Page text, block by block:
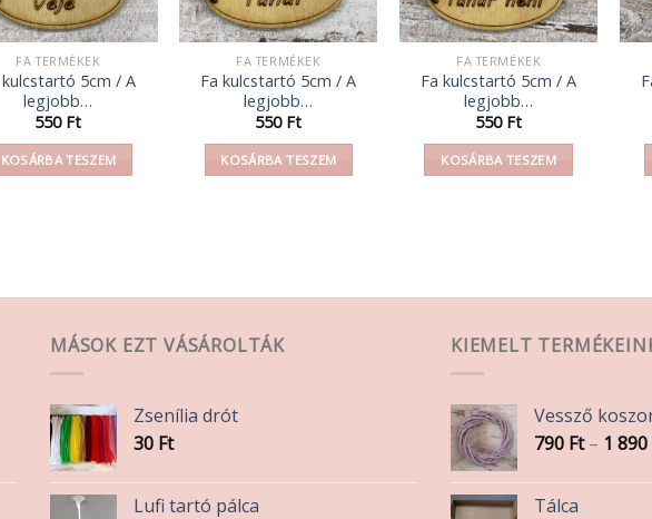
FA TERMÉKEK
kulcstartó 5cm / A
legjobb…
550 Ft
KOSÁRBA TESZEM
FA TERMÉKEK
Fa kulcstartó 5cm / A
legjobb…
550 Ft
KOSÁRBA TESZEM
FA TERMÉKEK
Fa kulcstartó 5cm / A
legjobb…
550 Ft
KOSÁRBA TESZEM
MÁSOK EZT VÁSÁROLTÁK
Zsenília drót
30 Ft
Lufi tartó pálca
KIEMELT
Vessző
790 Ft – 1 890
Tálca